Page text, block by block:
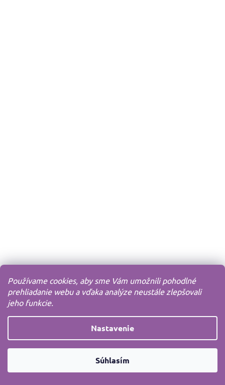
Používame cookies, aby sme Vám umožnili pohodlné
prehliadanie webu a vďaka analýze neustále zlepšovali
jeho funkcie.
Nastavenie
Súhlasím